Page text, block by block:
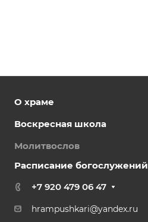
О храме
Воскресная школа
Молитвослов
Расписание богослужений
+7 920 479 06 47
hrampushkari@yandex.ru